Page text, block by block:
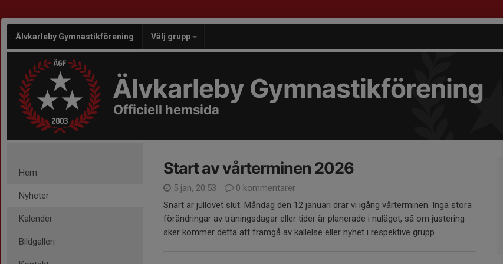
Älvkarleby Gymnastikförening Välj grupp
Älvkarleby Gymnastikförening
Officiell hemsida
Hem
Nyheter
Kalender
Bildgalleri
Start av vårterminen 2026
5 jan, 20:53
0 kommentarer
Snart är jullovet slut. Måndag den 12 januari drar vi igång vårterminen. Inga stora
förändringar av träningsdagar eller tider är planerade i nuläget, så om justering
sker kommer detta att framgå av kallelse eller nyhet i respektive grupp.